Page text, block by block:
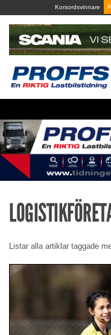
to
content
Korsordsvinnare
Listar alla artiklar taggade